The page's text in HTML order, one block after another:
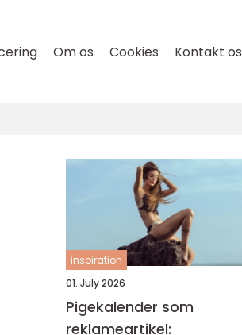
Om os Cookies Kontakt os
inspiration
01. July 2026
Pigekalender som
reklameartikel: